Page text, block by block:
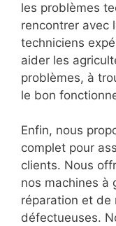
les problèmes
rencontrer avec
techniciens
aider les
problèmes, à
le bon
Enfin, nous
complet pour
clients. Nous
nos machines à
réparation et de
défectueuses.